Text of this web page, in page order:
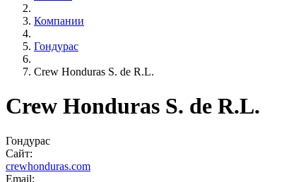
Компании
Гондурас
Crew Honduras S. de R.L.
Crew Honduras S. de R.L.
Гондурас
Сайт:
crewhonduras.com
Email: